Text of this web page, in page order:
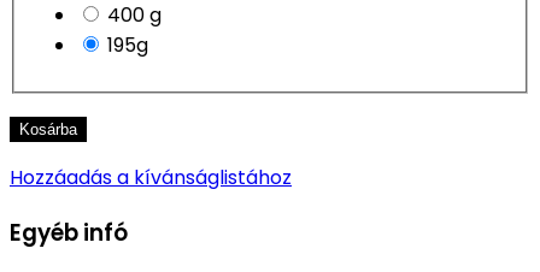
400 g
195g
Kosárba
Hozzáadás a kívánságlistához
Egyéb infó